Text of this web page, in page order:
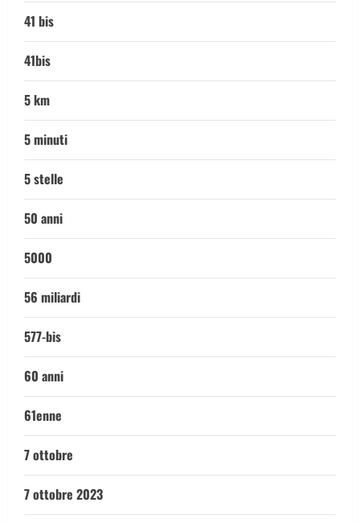
41 bis
41bis
5 km
5 minuti
5 stelle
50 anni
5000
56 miliardi
577-bis
60 anni
61enne
7 ottobre
7 ottobre 2023